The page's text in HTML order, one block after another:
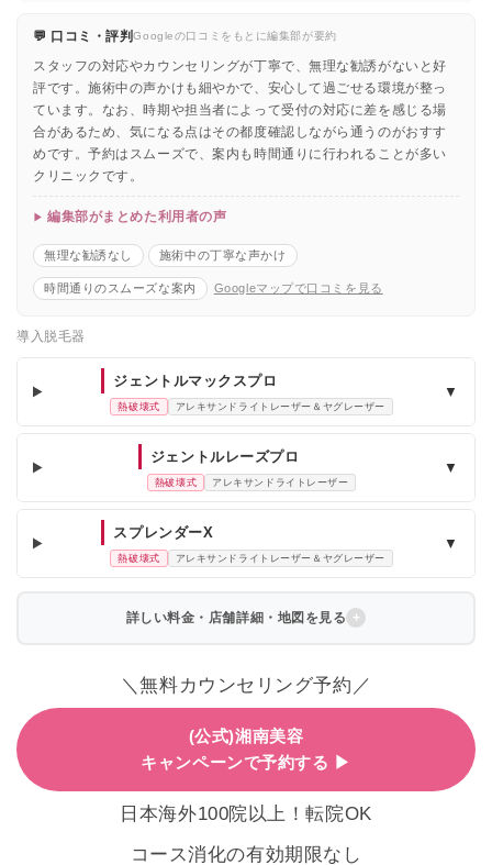
💬 口コミ・評判Googleの口コミをもとに編集部が要約
スタッフの対応やカウンセリングが丁寧で、無理な勧誘がないと好
評です。施術中の声かけも細やかで、安心して過ごせる環境が整っ
ています。なお、時期や担当者によって受付の対応に差を感じる場
合があるため、気になる点はその都度確認しながら通うのがおすす
めです。予約はスムーズで、案内も時間通りに行われることが多い
クリニックです。
編集部がまとめた利用者の声
無理な勧誘なし 施術中の丁寧な声かけ
時間通りのスムーズな案内 Googleマップで口コミを見る
導入脱毛器
ジェントルマックスプロ
熱破壊式 アレキサンドライトレーザー＆ヤグレーザー
▼
ジェントルレーズプロ
熱破壊式 アレキサンドライトレーザー
▼
スプレンダーX
熱破壊式 アレキサンドライトレーザー＆ヤグレーザー
▼
詳しい料金・店舗詳細・地図を見る
＼無料カウンセリング予約／
(公式)湘南美容
キャンペーンで予約する ▶
日本海外100院以上！転院OK
コース消化の有効期限なし